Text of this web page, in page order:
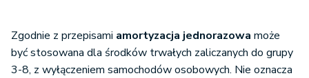
Zgodnie z przepisami amortyzacja jednorazowa może
być stosowana dla środków trwałych zaliczanych do grupy
3-8, z wyłączeniem samochodów osobowych. Nie oznacza